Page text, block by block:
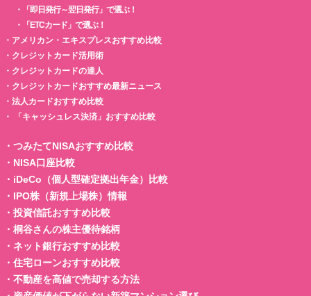
・
「即日発行～翌日発行」で選ぶ！
・
「ETCカード」で選ぶ！
・ アメリカン・エキスプレスおすすめ比較
・ クレジットカード活用術
・ クレジットカードの達人
・ クレジットカードおすすめ最新ニュース
・ 法人カードおすすめ比較
・
「キャッシュレス決済」おすすめ比較
・ つみたてNISAおすすめ比較
・ NISA口座比較
・ iDeCo（個人型確定拠出年金）比較
・ IPO株（新規上場株）情報
・ 投資信託おすすめ比較
・ 桐谷さんの株主優待銘柄
・ ネット銀行おすすめ比較
・ 住宅ローンおすすめ比較
・ 不動産を高値で売却する方法